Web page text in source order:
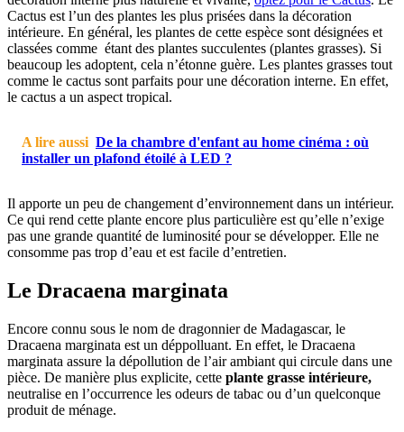
Cactus est l’un des plantes les plus prisées dans la décoration
intérieure. En général, les plantes de cette espèce sont désignées et
classées comme étant des plantes succulentes (plantes grasses). Si
beaucoup les adoptent, cela n’étonne guère. Les plantes grasses tout
comme le cactus sont parfaits pour une décoration interne. En effet,
le cactus a un aspect tropical.
A lire aussi De la chambre d'enfant au home cinéma : où
installer un plafond étoilé à LED ?
Il apporte un peu de changement d’environnement dans un intérieur.
Ce qui rend cette plante encore plus particulière est qu’elle n’exige
pas une grande quantité de luminosité pour se développer. Elle ne
consomme pas trop d’eau et est facile d’entretien.
Le Dracaena marginata
Encore connu sous le nom de dragonnier de Madagascar, le
Dracaena marginata est un déppolluant. En effet, le Dracaena
marginata assure la dépollution de l’air ambiant qui circule dans une
pièce. De manière plus explicite, cette plante grasse intérieure,
neutralise en l’occurrence les odeurs de tabac ou d’un quelconque
produit de ménage.